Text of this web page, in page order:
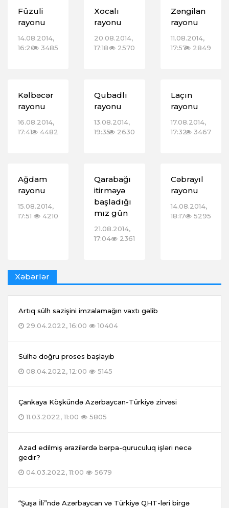
Füzuli
rayonu
14.08.2014,
16:20
3485
Xocalı
rayonu
20.08.2014,
17:18
2570
Zəngilan
rayonu
11.08.2014,
17:57 2849
Kəlbəcər
rayonu
16.08.2014,
17:41
4482
Qubadlı
rayonu
13.08.2014,
19:35 2630
Laçın
rayonu
17.08.2014,
17:32 3467
Ağdam
rayonu
15.08.2014,
17:51
4210
Qarabağı
itirməyə
başladığı
mız gün
21.08.2014,
17:04
2361
Cəbrayıl
rayonu
14.08.2014,
18:17
5295
Xəbərlər
Artıq sülh sazişini imzalamağın vaxtı gəlib
29.04.2022, 16:00
10404
Sülhə doğru proses başlayıb
08.04.2022, 12:00
5145
Çankaya Köşkündə Azərbaycan-Türkiyə zirvəsi
11.03.2022, 11:00
5805
Azad edilmiş ərazilərdə bərpa-quruculuq işləri necə
gedir?
04.03.2022, 11:00
5679
“Şuşa İli”ndə Azərbaycan və Türkiyə QHT-ləri birgə